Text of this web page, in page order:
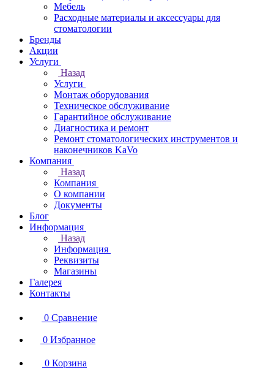
Мебель
Расходные материалы и аксессуары для
стоматологии
Бренды
Акции
Услуги
Назад
Услуги
Монтаж оборудования
Техническое обслуживание
Гарантийное обслуживание
Диагностика и ремонт
Ремонт стоматологических инструментов и
наконечников KaVo
Компания
Назад
Компания
О компании
Документы
Блог
Информация
Назад
Информация
Реквизиты
Магазины
Галерея
Контакты
0 Сравнение
0 Избранное
0 Корзина